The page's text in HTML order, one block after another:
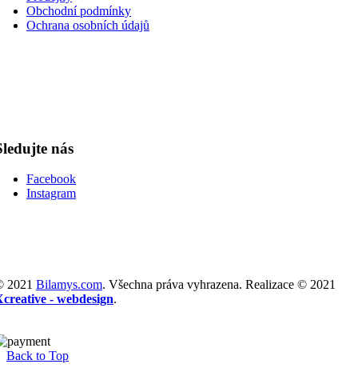
Obchodní podmínky
Ochrana osobních údajů
nás
Facebook
Instagram
2021 Bilamys.com. Všechna práva vyhrazena. Realizace © 2021
- webdesign.
Back to Top